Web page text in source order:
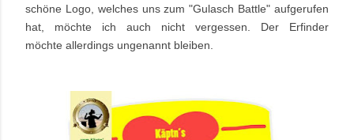
schöne Logo, welches uns zum "Gulasch Battle" aufgerufen
hat, möchte ich auch nicht vergessen. Der Erfinder
möchte allerdings ungenannt bleiben.